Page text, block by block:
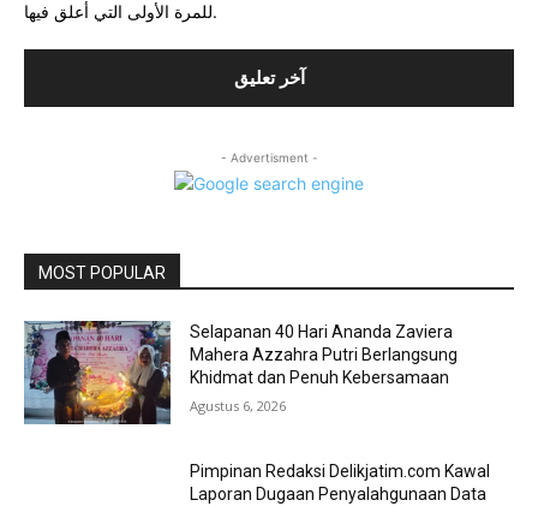
للمرة الأولى التي أعلق فيها.
- Advertisment -
MOST POPULAR
Selapanan 40 Hari Ananda Zaviera
Mahera Azzahra Putri Berlangsung
Khidmat dan Penuh Kebersamaan
Agustus 6, 2026
Pimpinan Redaksi Delikjatim.com Kawal
Laporan Dugaan Penyalahgunaan Data